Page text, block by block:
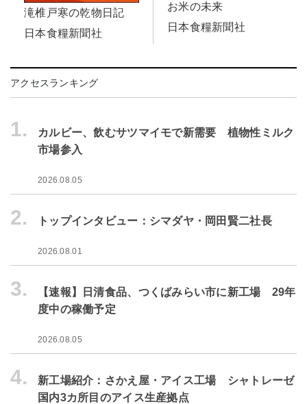
滝椎戸寒の乾物日記
日本食糧新聞社
お米の未来
日本食糧新聞社
アクセスランキング
1.
カルビー、飲むサツマイモで新需要 植物性ミルク
市場参入
2026.08.05
2. トップインタビュー：シマダヤ・岡田賢二社長
2026.08.01
3.
【速報】日清食品、つくばみらい市に新工場 29年
度中の稼働予定
2026.08.05
4.
新工場紹介：さかえ屋・アイス工場 シャトレーゼ
国内3カ所目のアイス生産拠点